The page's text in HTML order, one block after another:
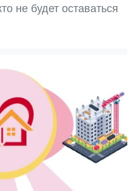
не будет оставаться